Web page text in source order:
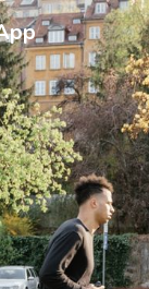
principal